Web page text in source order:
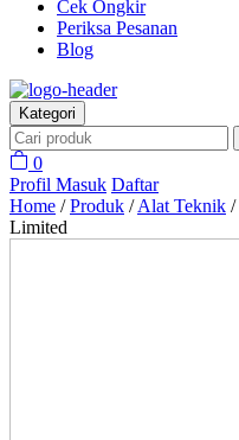
Cek Ongkir
Periksa Pesanan
Blog
Kategori
0
Profil Masuk Daftar
Home /Produk /Alat Teknik /
Limited